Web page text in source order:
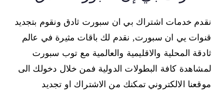
نقدم خدمات اشتراك بي ان سبورت ثادق ونقوم بتجديد
قنوات يي ان سبورت, نقدم لك باقات مثيرة في عالم
ثادقة المحلية والاقليمية والعالمية مع توب سبورت
لمشاهدة كافة البطولات الدولية فمن خلال دخولك الى
موقعنا الالكتروني تمكنك من الاشتراك او تجديد